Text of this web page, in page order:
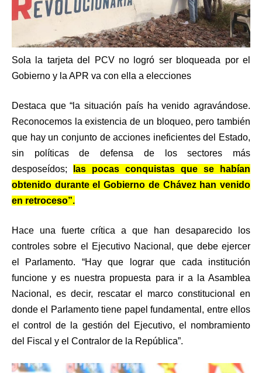
Sola la tarjeta del PCV no logró ser bloqueada por el
Gobierno y la APR va con ella a elecciones
Destaca que “la situación país ha venido agravándose.
Reconocemos la existencia de un bloqueo, pero también
que hay un conjunto de acciones ineficientes del Estado,
sin políticas de defensa de los sectores más
desposeídos;
las pocas conquistas que se habían
obtenido durante el Gobierno de Chávez han venido
en retroceso”.
Hace una fuerte crítica a que han desaparecido los
controles sobre el Ejecutivo Nacional, que debe ejercer
el Parlamento. “Hay que lograr que cada institución
funcione y es nuestra propuesta para ir a la Asamblea
Nacional, es decir, rescatar el marco constitucional en
donde el Parlamento tiene papel fundamental, entre ellos
el control de la gestión del Ejecutivo, el nombramiento
del Fiscal y el Contralor de la República”.